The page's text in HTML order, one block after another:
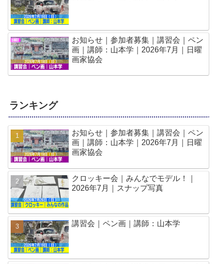
お知らせ｜参加者募集｜講習会｜ペン
画｜講師：山本学｜2026年7月｜日曜
画家協会
ランキング
お知らせ｜参加者募集｜講習会｜ペン
画｜講師：山本学｜2026年7月｜日曜
画家協会
クロッキー会｜みんなでモデル！｜
2026年7月｜スナップ写真
講習会｜ペン画｜講師：山本学